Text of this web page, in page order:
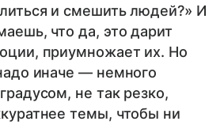
и смешить людей?» И
что да, это дарит
приумножает их. Но
иначе — немного
не так резко,
темы, чтобы ни